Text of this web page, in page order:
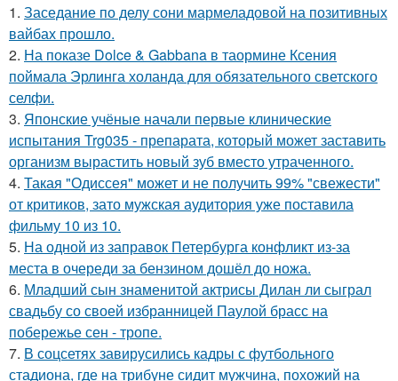
1. Заседание по делу сони мармеладовой на позитивных
вайбах прошло.
2. На показе Dolce & Gabbana в таормине Ксения
поймала Эрлинга холанда для обязательного светского
селфи.
3. Японские учёные начали первые клинические
испытания Trg035 - препарата, который может заставить
организм вырастить новый зуб вместо утраченного.
4. Такая "Одиссея" может и не получить 99% "свежести"
от критиков, зато мужская аудитория уже поставила
фильму 10 из 10.
5. На одной из заправок Петербурга конфликт из-за
места в очереди за бензином дошёл до ножа.
6. Младший сын знаменитой актрисы Дилан ли сыграл
свадьбу со своей избранницей Паулой брасс на
побережье сен - тропе.
7. В соцсетях завирусились кадры с футбольного
стадиона, где на трибуне сидит мужчина, похожий на